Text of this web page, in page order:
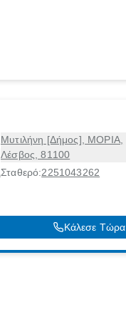
Μυτιλήνη [Δήμος], ΜΟΡΙΑ,
Λέσβος, 81100
Σταθερό:2251043262
Κάλεσε Τώρα